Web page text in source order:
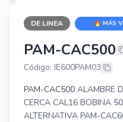
DE LINEA 🔥 MÁS
PAAMON
PAM-CAC500
Código: IE600PAM03
PAM-CAC500 ALAMBRE
CERCA CAL16 BOBINA
ALTERNATIVA PAM-